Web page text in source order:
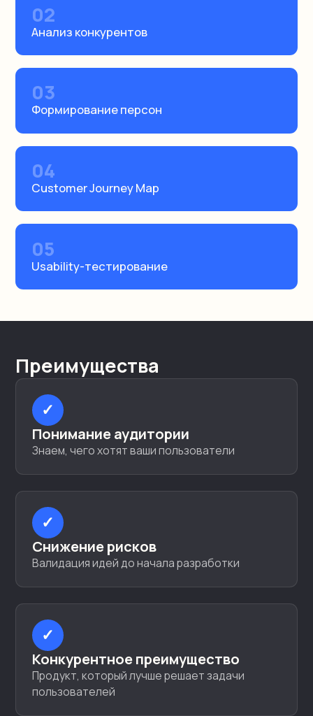
02
Анализ конкурентов
03
Формирование персон
04
Customer Journey Map
05
Usability-тестирование
Преимущества
✓
Понимание аудитории
Знаем, чего хотят ваши пользователи
✓
Снижение рисков
Валидация идей до начала разработки
✓
Конкурентное преимущество
Продукт, который лучше решает задачи
пользователей